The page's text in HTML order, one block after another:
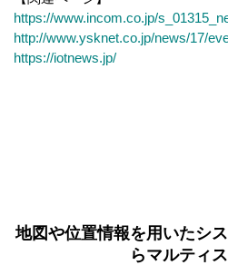
https://www.incom.co.jp/
http://www.ysknet.co.jp/news/17/
https://iotnews.jp/
地図や位置情報を用いたシ
らマルティ